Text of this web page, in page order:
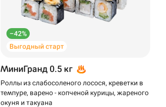
–42%
Выгодный старт
МиниГранд 0.5 кг
Роллы из слабосоленого лосося, креветки в
темпуре, варено - копченой курицы, жареного
окуня и такуана